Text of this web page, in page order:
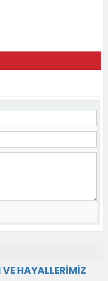
HAYALLERİMİZ